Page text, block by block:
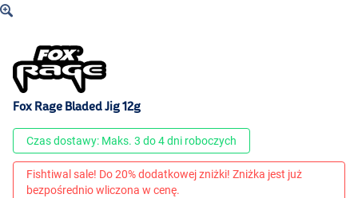
Fox Rage Bladed Jig 12g
Czas dostawy: Maks. 3 do 4 dni roboczych
Fishtiwal sale! Do 20% dodatkowej zniżki! Zniżka jest już
bezpośrednio wliczona w cenę.